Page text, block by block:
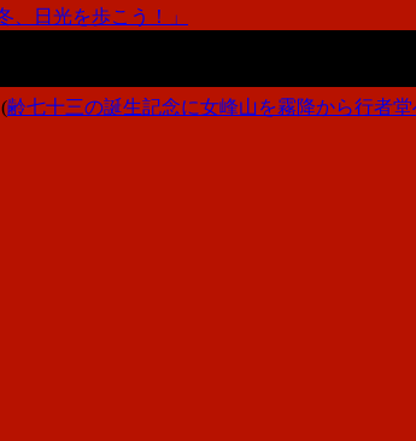
(齢七十三の誕生記念に女峰山を霧降から行者堂